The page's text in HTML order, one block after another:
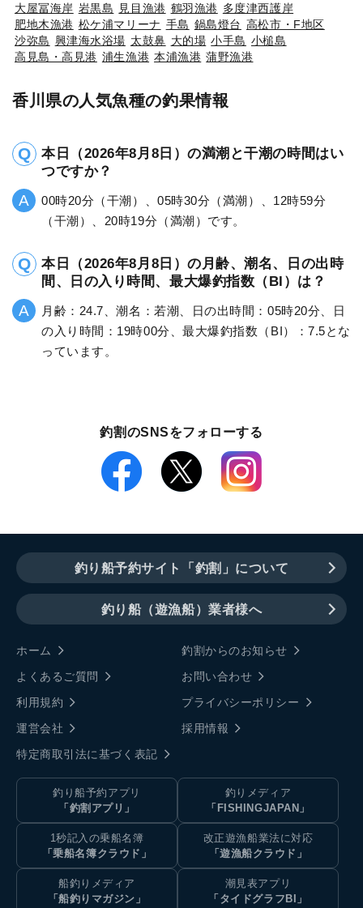
大屋冨海岸 岩黒島 見目漁港 鶴羽漁港 多度津西護岸
肥地木漁港 松ケ浦マリーナ 手島 鍋島燈台 高松市・F地区
沙弥島 興津海水浴場 太鼓鼻 大的場 小手島 小槌島
高見島・高見港 浦生漁港 本浦漁港 蒲野漁港
香川県の人気魚種の釣果情報
本日（2026年8月8日）の満潮と干潮の時間はい
つですか？
00時20分（干潮）、05時30分（満潮）、12時59分
（干潮）、20時19分（満潮）です。
本日（2026年8月8日）の月齢、潮名、日の出時
間、日の入り時間、最大爆釣指数（BI）は？
月齢：24.7、潮名：若潮、日の出時間：05時20分、日
の入り時間：19時00分、最大爆釣指数（BI）：7.5とな
っています。
釣割のSNSをフォローする
釣り船予約サイト「釣割」について
釣り船（遊漁船）業者様へ
ホーム
釣割からのお知らせ
よくあるご質問
お問い合わせ
利用規約
プライバシーポリシー
運営会社
採用情報
特定商取引法に基づく表記
釣り船予約アプリ
「釣割アプリ」
釣りメディア
「FISHINGJAPAN」
1秒記入の乗船名簿
「乗船名簿クラウド」
改正遊漁船業法に対応
「遊漁船クラウド」
船釣りメディア
「船釣りマガジン」
潮見表アプリ
「タイドグラフBI」